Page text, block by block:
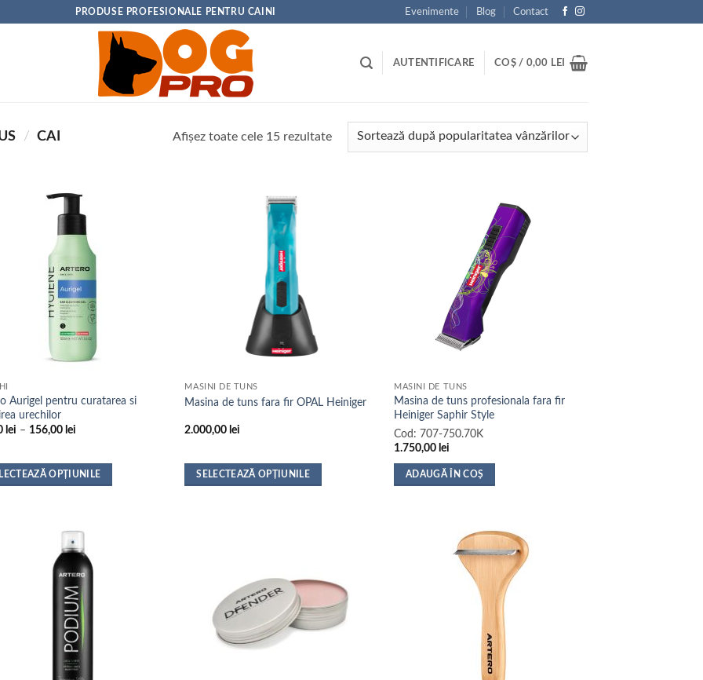
PRODUSE PROFESIONALE PENTRU CAINI Evenimente Blog Contact
AUTENTIFICARE COȘ / 0,00 LEI
/ CAI Afișez toate cele 15 rezultateSortat
după
Aurigel pentru curatarea si
urechilor
lei – 156,00 leiInterval
84,00 lei
până
la
OPȚIUNILE
MASINI DE TUNS
Masina de tuns fara fir OPAL Heiniger
2.000,00 lei
SELECTEAZĂ OPȚIUNILE
Opțiunile
MASINI DE TUNS
Masina de tuns profesionala fara fir
Heiniger Saphir Style
Cod: 707-750.70K
1.750,00 lei
ADAUGĂ ÎN COȘ